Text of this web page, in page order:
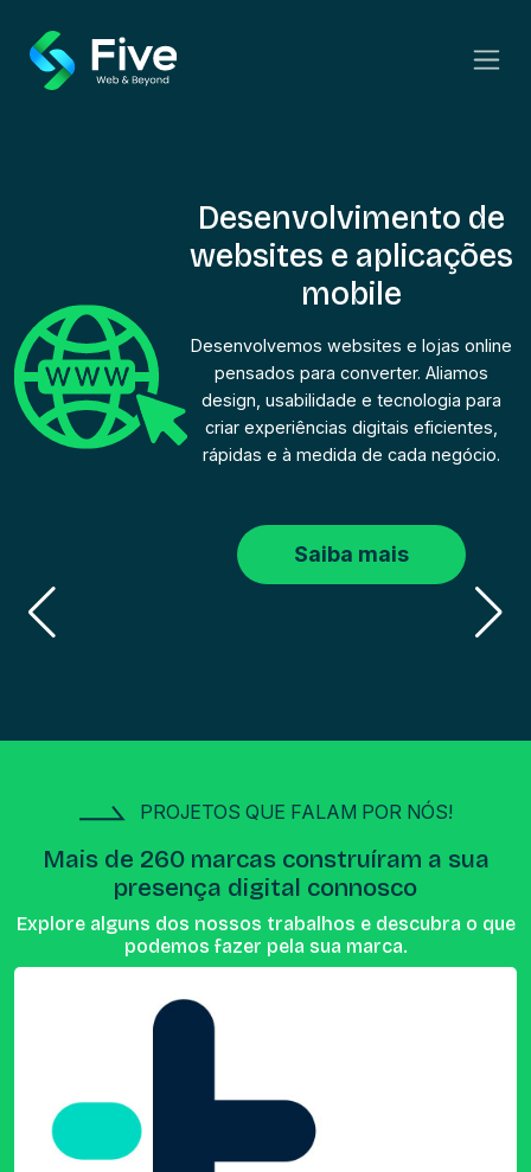
Desenvolvimento de
websites e aplicações
mobile
Desenvolvemos websites e lojas online
pensados para converter. Aliamos
design, usabilidade e tecnologia para
criar experiências digitais eficientes,
rápidas e à medida de cada negócio.
Saiba mais
PROJETOS QUE FALAM POR NÓS!
Mais de 260 marcas construíram a sua
presença digital connosco
Explore alguns dos nossos trabalhos e descubra o que
podemos fazer pela sua marca.